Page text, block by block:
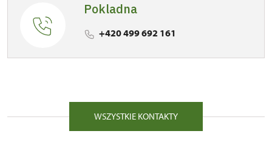
81/, Kuks 81 54443
Pokladna
+420 499 692 161
WSZYSTKIE KONTAKTY